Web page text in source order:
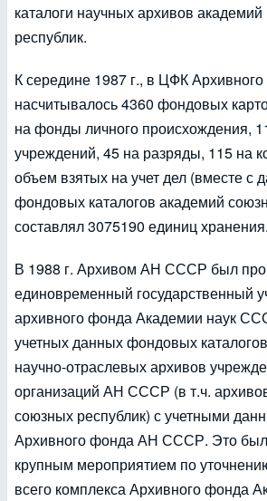
каталоги научных архивов
республик.
К середине 1987 г., в ЦФК
насчитывалось 4360 фондовых
на фонды личного происхождения,
учреждений, 45 на разряды, 115 на
объем взятых на учет дел (вместе с
фондовых каталогов академий
составлял 3075190 единиц хранения.
В 1988 г. Архивом АН СССР был
единовременный государственный
архивного фонда Академии наук
учетных данных фондовых
научно-отраслевых архивов
организаций АН СССР (в т.ч.
союзных республик) с учетными
Архивного фонда АН СССР. Это
крупным мероприятием по
всего комплекса Архивного фонда